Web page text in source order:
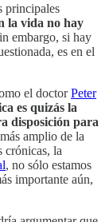
principales
la vida no hay
embargo, si hay
es en el
el doctorPeter
es quizás la
disposición para
amplio de la
crónicas, la
, no sólo estamos
importante aún,